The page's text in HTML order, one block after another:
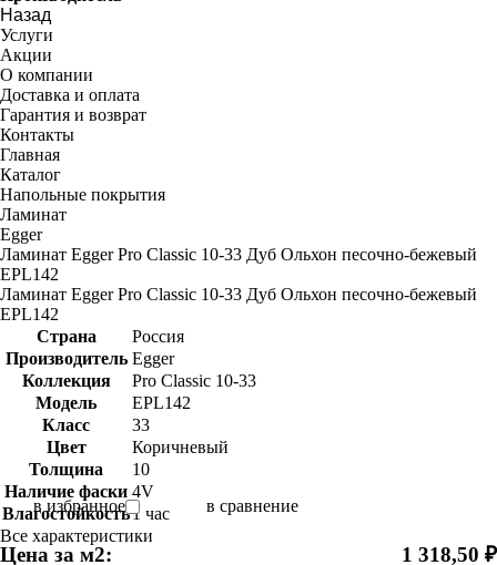
Назад
Услуги
Акции
О компании
Доставка и оплата
Гарантия и возврат
Контакты
Главная
Каталог
Напольные покрытия
Ламинат
Egger
Ламинат Egger Pro Classic 10-33 Дуб Ольхон песочно-бежевый
EPL142
Ламинат Egger Pro Classic 10-33 Дуб Ольхон песочно-бежевый
EPL142
Страна
Россия
Производитель Egger
Коллекция
Pro Classic 10-33
Модель
EPL142
Класс
33
Цвет
Коричневый
Толщина
10
Наличие фаски 4V
Влагостойкость1 час
Все характеристики
в избранное в сравнение
Цена за м2: 1 318,50 ₽